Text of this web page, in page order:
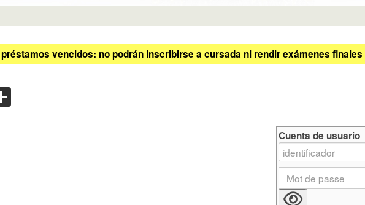
vencidos: no podrán inscribirse a cursada ni rendir exámenes finales
Cuenta de usuario